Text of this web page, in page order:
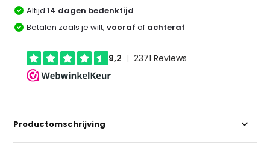
Altijd14 dagen bedenktijd
Betalen zoals je wilt,vooraf of achteraf
Productomschrijving